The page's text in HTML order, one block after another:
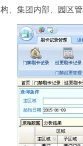
构、集团内部、园区